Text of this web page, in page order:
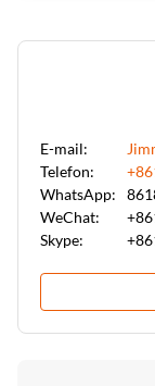
E-mail:
Telefon:
WhatsApp:
WeChat:
Skype: